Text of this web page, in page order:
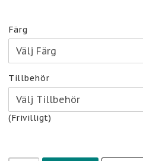
Färg
Tillbehör
(Frivilligt)